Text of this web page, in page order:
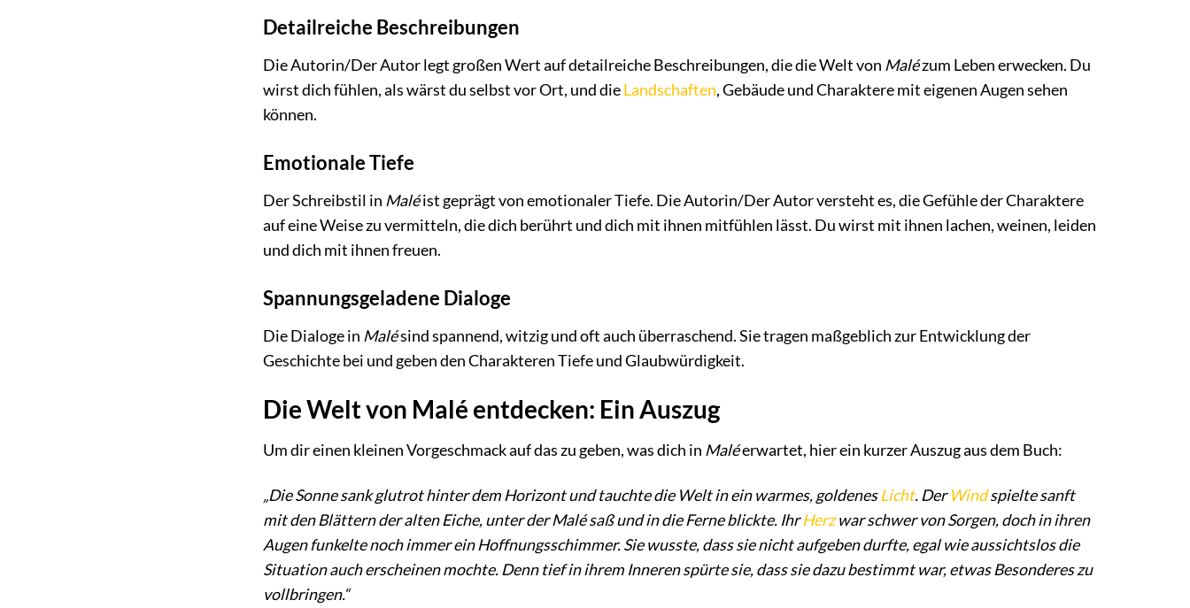
Detailreiche Beschreibungen
Die Autorin/Der Autor legt großen Wert auf detailreiche Beschreibungen, die die Welt von Malézum Leben erwecken. Du
wirst dich fühlen, als wärst du selbst vor Ort, und dieLandschaften, Gebäude und Charaktere mit eigenen Augen sehen
können.
Emotionale Tiefe
Der Schreibstil in Maléist geprägt von emotionaler Tiefe. Die Autorin/Der Autor versteht es, die Gefühle der Charaktere
auf eine Weise zu vermitteln, die dich berührt und dich mit ihnen mitfühlen lässt. Du wirst mit ihnen lachen, weinen, leiden
und dich mit ihnen freuen.
Spannungsgeladene Dialoge
Die Dialoge in Malésind spannend, witzig und oft auch überraschend. Sie tragen maßgeblich zur Entwicklung der
Geschichte bei und geben den Charakteren Tiefe und Glaubwürdigkeit.
Die Welt von Malé entdecken: Ein Auszug
Um dir einen kleinen Vorgeschmack auf das zu geben, was dich in Maléerwartet, hier ein kurzer Auszug aus dem Buch:
„Die Sonne sank glutrot hinter dem Horizont und tauchte die Welt in ein warmes, goldenesLicht. DerWindspielte sanft
mit den Blättern der alten Eiche, unter der Malé saß und in die Ferne blickte. IhrHerzwar schwer von Sorgen, doch in ihren
Augen funkelte noch immer ein Hoffnungsschimmer. Sie wusste, dass sie nicht aufgeben durfte, egal wie aussichtslos die
Situation auch erscheinen mochte. Denn tief in ihrem Inneren spürte sie, dass sie dazu bestimmt war, etwas Besonderes zu
vollbringen.“